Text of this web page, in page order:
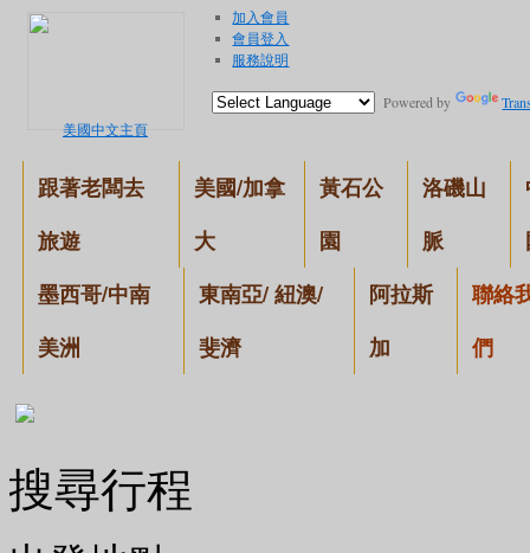
美國中文主頁
加入會員
會員登入
服務說明
Powered by
跟著老闆去
旅遊
美國/加拿
大
黃石公
園
洛磯山
脈
墨西哥/中南
美洲
東南亞/ 紐澳/
斐濟
阿拉斯
加
聯絡
們
搜尋行程